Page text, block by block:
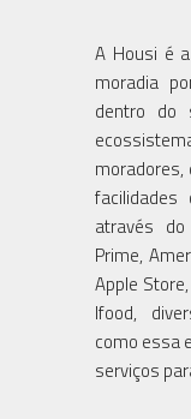
A Housi é
moradia
dentro do
moradores,
facilidades
através
Prime,
Apple Store,
Ifood,
como essa
serviços